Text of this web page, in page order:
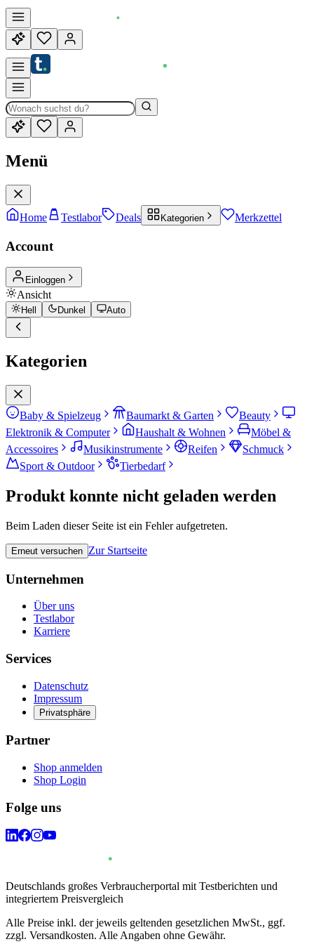
Menü
Home Testlabor Deals Kategorien Merkzettel
Account
Einloggen
Ansicht
Hell Dunkel Auto
Kategorien
Baby & Spielzeug Baumarkt & Garten
Beauty
Elektronik & Computer
Haushalt & Wohnen
Möbel &
Accessoires
Musikinstrumente Reifen
Schmuck
Sport & Outdoor
Tierbedarf
Produkt konnte nicht geladen werden
Beim Laden dieser Seite ist ein Fehler aufgetreten.
Erneut versuchen Zur Startseite
Unternehmen
Über uns
Testlabor
Karriere
Services
Datenschutz
Impressum
Privatsphäre
Partner
Shop anmelden
Shop Login
Folge uns
Deutschlands großes Verbraucherportal mit Testberichten und
integriertem Preisvergleich
Alle Preise inkl. der jeweils geltenden gesetzlichen MwSt., ggf.
zzgl. Versandkosten. Alle Angaben ohne Gewähr.